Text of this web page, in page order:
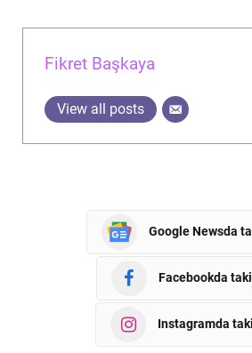
Fikret Başkaya
View all posts
Google Newsda
Facebookda
Instagramda